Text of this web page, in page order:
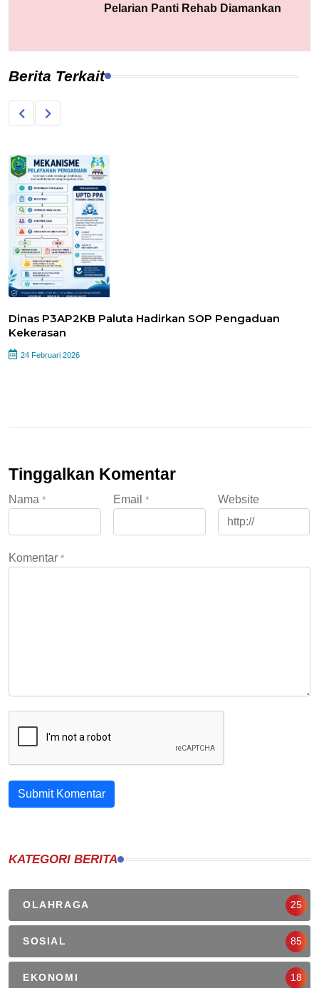
Pelarian Panti Rehab Diamankan
Berita Terkait
Dinas P3AP2KB Paluta Hadirkan SOP Pengaduan
Kekerasan
24 Februari 2026
Tinggalkan Komentar
Nama * Email * Website
Komentar *
Submit Komentar
KATEGORI BERITA
OLAHRAGA 25
SOSIAL 85
EKONOMI 18